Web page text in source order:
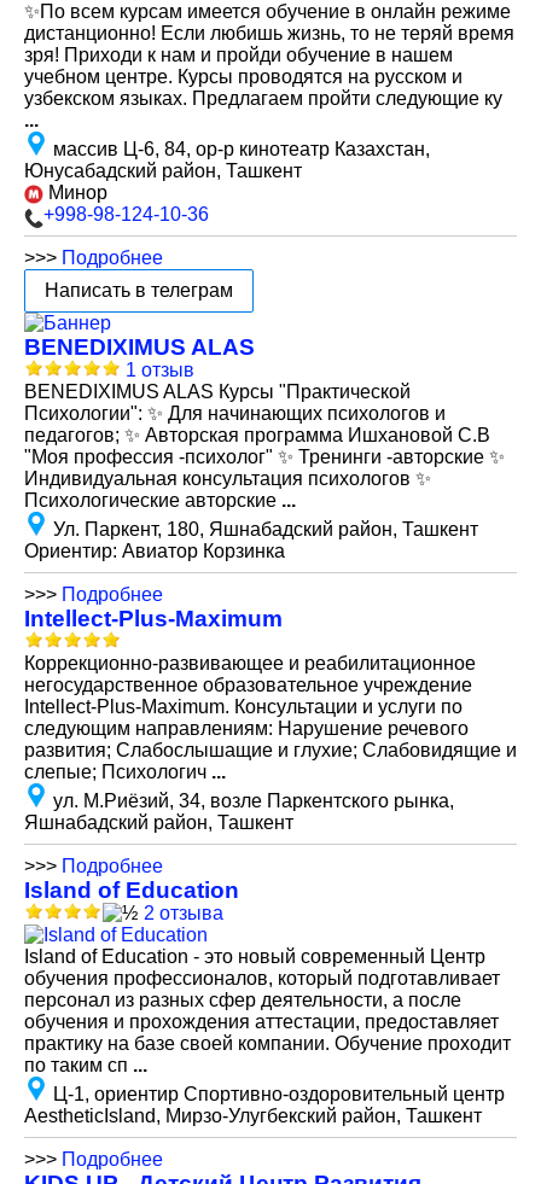
✨По всем курсам имеется обучение в онлайн режиме
дистанционно! Если любишь жизнь, то не теряй время
зря! Приходи к нам и пройди обучение в нашем
учебном центре. Курсы проводятся на русском и
узбекском языках. Предлагаем пройти следующие ку
...
массив Ц-6, 84, ор-р кинотеатр Казахстан,
Юнусабадский район, Ташкент
Минор
+998-98-124-10-36
>>> Подробнее
Написать в телеграм
BENEDIXIMUS ALAS
1 отзыв
BENEDIXIMUS ALAS Курсы "Практической
Психологии": ✨ Для начинающих психологов и
педагогов; ✨ Авторская программа Ишхановой С.В
"Моя профессия -психолог" ✨ Тренинги -авторские ✨
Индивидуальная консультация психологов ✨
Психологические авторские ...
Ул. Паркент, 180, Яшнабадский район, Ташкент
Ориентир: Авиатор Корзинка
>>> Подробнее
Intellect-Plus-Maximum
Коррекционно-развивающее и реабилитационное
негосударственное образовательное учреждение
Intellect-Plus-Maximum. Консультации и услуги по
следующим направлениям: Нарушение речевого
развития; Слабослышащие и глухие; Слабовидящие и
слепые; Психологич ...
ул. М.Риёзий, 34, возле Паркентского рынка,
Яшнабадский район, Ташкент
>>> Подробнее
Island of Education
2 отзыва
Island of Education - это новый современный Центр
обучения профессионалов, который подготавливает
персонал из разных сфер деятельности, а после
обучения и прохождения аттестации, предоставляет
практику на базе своей компании. Обучение проходит
по таким сп ...
Ц-1, ориентир Спортивно-оздоровительный центр
AestheticIsland, Мирзо-Улугбекский район, Ташкент
>>> Подробнее